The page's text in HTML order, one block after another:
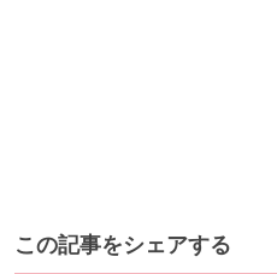
この記事をシェアする